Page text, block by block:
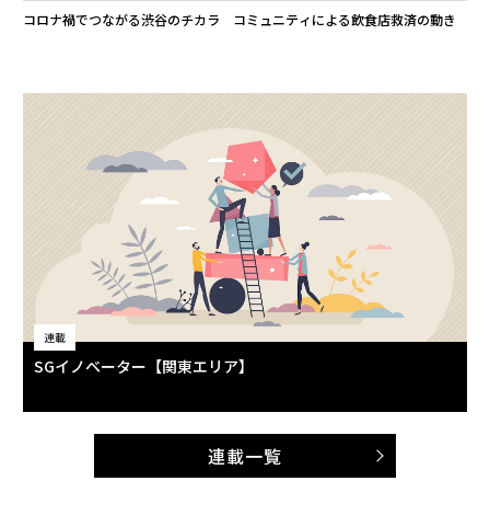
コロナ禍でつながる渋谷のチカラ コミュニティによる飲食店救済の動き
連載
SGイノベーター【関東エリア】
連載一覧